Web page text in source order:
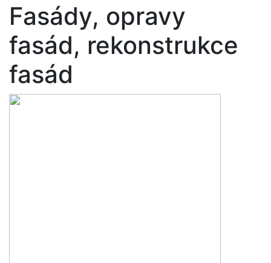
Fasády, opravy
fasád, rekonstrukce
fasád